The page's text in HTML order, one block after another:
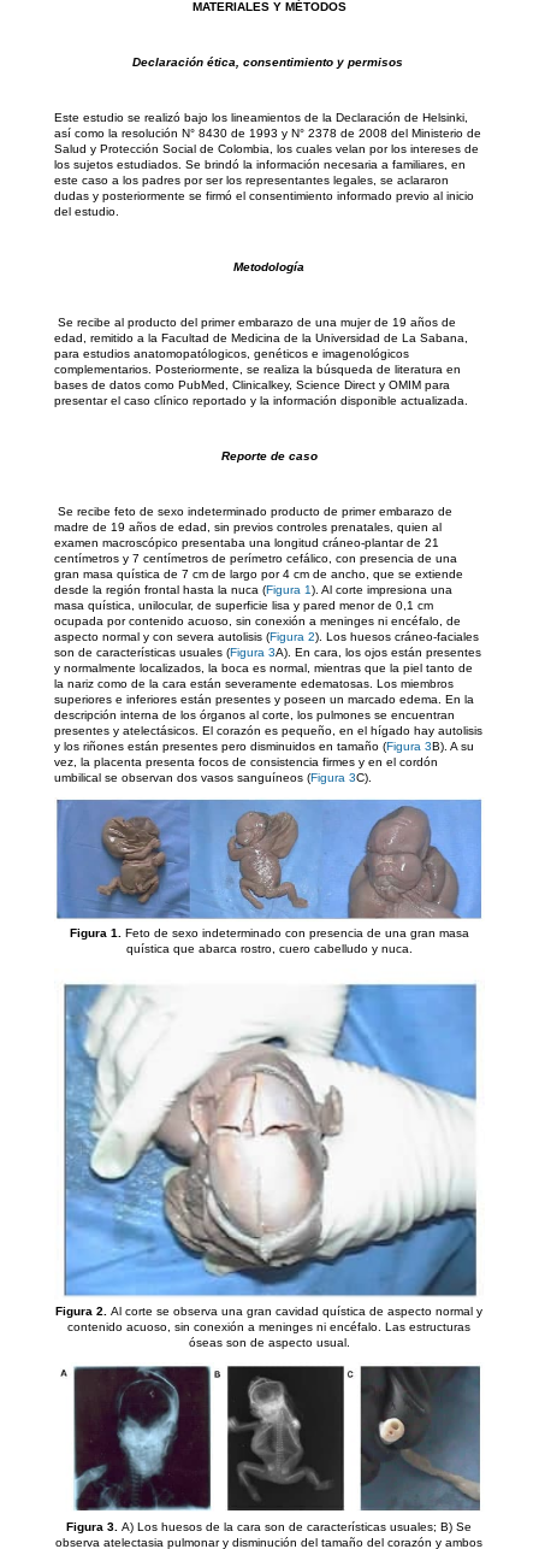
MATERIALES Y MÉTODOS
Declaración ética, consentimiento y permisos
Este estudio se realizó bajo los lineamientos de la Declaración de Helsinki,
así como la resolución N° 8430 de 1993 y N° 2378 de 2008 del Ministerio de
Salud y Protección Social de Colombia, los cuales velan por los intereses de
los sujetos estudiados. Se brindó la información necesaria a familiares, en
este caso a los padres por ser los representantes legales, se aclararon
dudas y posteriormente se firmó el consentimiento informado previo al inicio
del estudio.
Metodología
Se recibe al producto del primer embarazo de una mujer de 19 años de
edad, remitido a la Facultad de Medicina de la Universidad de La Sabana,
para estudios anatomopatólogicos, genéticos e imagenológicos
complementarios. Posteriormente, se realiza la búsqueda de literatura en
bases de datos como PubMed, Clinicalkey, Science Direct y OMIM para
presentar el caso clínico reportado y la información disponible actualizada.
Reporte de caso
Se recibe feto de sexo indeterminado producto de primer embarazo de
madre de 19 años de edad, sin previos controles prenatales, quien al
examen macroscópico presentaba una longitud cráneo-plantar de 21
centímetros y 7 centímetros de perímetro cefálico, con presencia de una
gran masa quística de 7 cm de largo por 4 cm de ancho, que se extiende
desde la región frontal hasta la nuca (Figura 1). Al corte impresiona una
masa quística, unilocular, de superficie lisa y pared menor de 0,1 cm
ocupada por contenido acuoso, sin conexión a meninges ni encéfalo, de
aspecto normal y con severa autolisis (Figura 2). Los huesos cráneo-faciales
son de características usuales (Figura 3A). En cara, los ojos están presentes
y normalmente localizados, la boca es normal, mientras que la piel tanto de
la nariz como de la cara están severamente edematosas. Los miembros
superiores e inferiores están presentes y poseen un marcado edema. En la
descripción interna de los órganos al corte, los pulmones se encuentran
presentes y atelectásicos. El corazón es pequeño, en el hígado hay autolisis
y los riñones están presentes pero disminuidos en tamaño (Figura 3B). A su
vez, la placenta presenta focos de consistencia firmes y en el cordón
umbilical se observan dos vasos sanguíneos (Figura 3C).
Figura 1. Feto de sexo indeterminado con presencia de una gran masa
quística que abarca rostro, cuero cabelludo y nuca.
Figura 2.Al corte se observa una gran cavidad quística de aspecto normal y
contenido acuoso, sin conexión a meninges ni encéfalo. Las estructuras
óseas son de aspecto usual.
Figura 3.A) Los huesos de la cara son de características usuales; B) Se
observa atelectasia pulmonar y disminución del tamaño del corazón y ambos